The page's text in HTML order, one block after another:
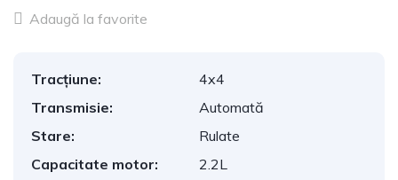
Adaugă la favorite
Tracțiune:
4x4
Transmisie:
Automată
Stare:
Rulate
Capacitate motor:
2.2L